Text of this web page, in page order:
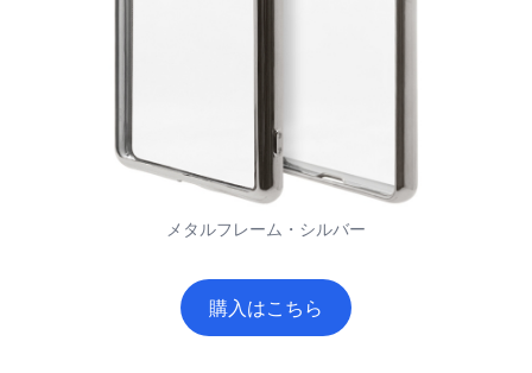
メタルフレーム・シルバー
購入はこちら